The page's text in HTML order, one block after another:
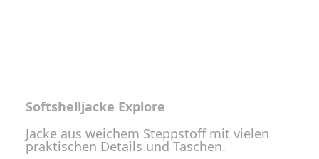
Softshelljacke Explore
Jacke aus weichem Steppstoff mit vielen
praktischen Details und Taschen.